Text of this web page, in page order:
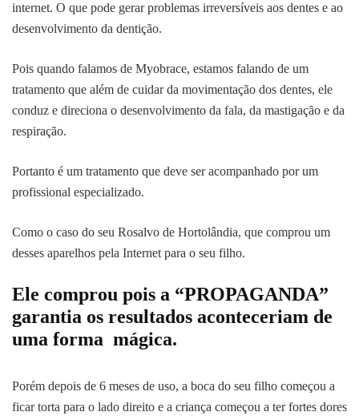
internet. O que pode gerar problemas irreversíveis aos dentes e ao
desenvolvimento da dentição.
Pois quando falamos de Myobrace, estamos falando de um
tratamento que além de cuidar da movimentação dos dentes, ele
conduz e direciona o desenvolvimento da fala, da mastigação e da
respiração.
Portanto é um tratamento que deve ser acompanhado por um
profissional especializado.
Como o caso do seu Rosalvo de Hortolândia, que comprou um
desses aparelhos pela Internet para o seu filho.
Ele comprou pois a “PROPAGANDA”
garantia os resultados aconteceriam de
uma forma mágica.
Porém depois de 6 meses de uso, a boca do seu filho começou a
ficar torta para o lado direito e a criança começou a ter fortes dores